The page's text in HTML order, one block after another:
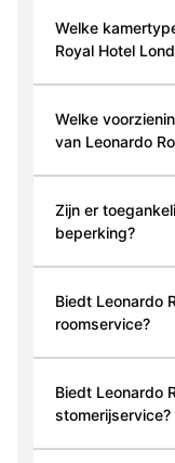
Welke
Royal Hotel
Welke
van Leonardo
Zijn er
beperking?
Biedt Leonardo
roomservice?
Biedt Leonardo
stomerijservice?